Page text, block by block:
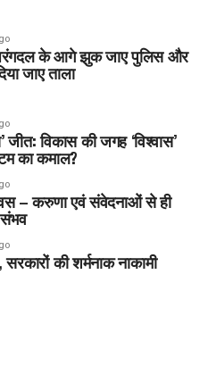
के आगे झुक जाए पुलिस और
जाए ताला
जीत: विकास की जगह ‘विश्वास’
का कमाल?
– करुणा एवं संवेदनाओं से ही
की शर्मनाक नाकामी